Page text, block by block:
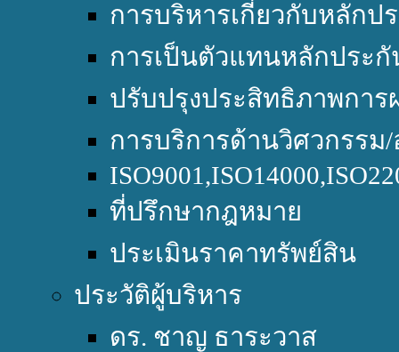
การบริหารเกี่ยวกับหลักป
การเป็นตัวแทนหลักประกั
ปรับปรุงประสิทธิภาพการ
การบริการด้านวิศวกรร
ที่ปรึกษากฎหมาย
ประเมินราคาทรัพย์สิน
ประวัติผู้บริหาร
ดร. ชาญ ธาระวาส